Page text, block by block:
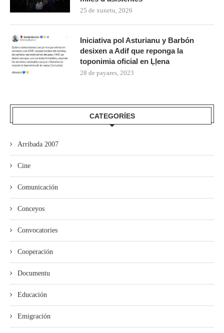
25 de xunetu, 2026
Iniciativa pol Asturianu y Barbón
desixen a Adif que reponga la
toponimia oficial en Ḷḷena
28 de payares, 2023
CATEGORÍES
Arribada 2007
Cine
Comunicación
Conceyos
Convocatories
Cooperación
Documentu
Educación
Emigración